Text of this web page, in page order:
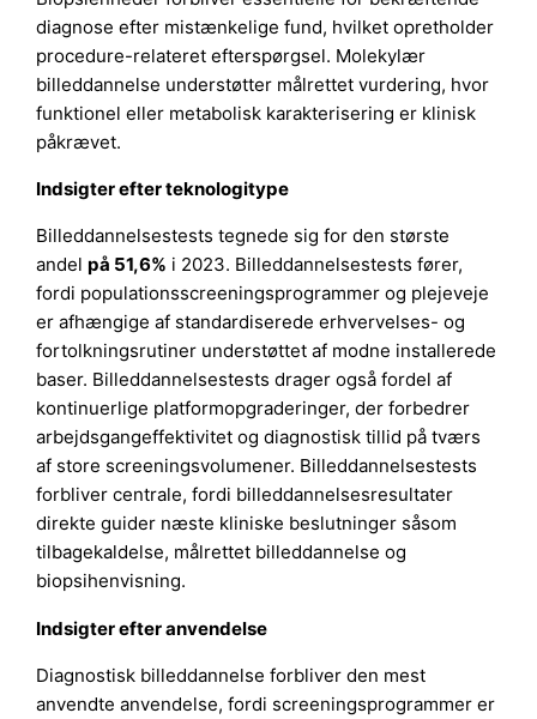
diagnose efter mistænkelige fund, hvilket opretholder
procedure-relateret efterspørgsel. Molekylær
billeddannelse understøtter målrettet vurdering, hvor
funktionel eller metabolisk karakterisering er klinisk
påkrævet.
Indsigter efter teknologitype
Billeddannelsestests tegnede sig for den største
andel på 51,6% i 2023. Billeddannelsestests fører,
fordi populationsscreeningsprogrammer og plejeveje
er afhængige af standardiserede erhvervelses- og
fortolkningsrutiner understøttet af modne installerede
baser. Billeddannelsestests drager også fordel af
kontinuerlige platformopgraderinger, der forbedrer
arbejdsgangeffektivitet og diagnostisk tillid på tværs
af store screeningsvolumener. Billeddannelsestests
forbliver centrale, fordi billeddannelsesresultater
direkte guider næste kliniske beslutninger såsom
tilbagekaldelse, målrettet billeddannelse og
biopsihenvisning.
Indsigter efter anvendelse
Diagnostisk billeddannelse forbliver den mest
anvendte anvendelse, fordi screeningsprogrammer er